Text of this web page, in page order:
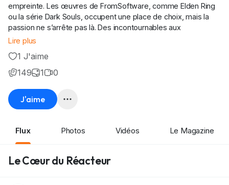
empreinte. Les œuvres de FromSoftware, comme Elden Ring
ou la série Dark Souls, occupent une place de choix, mais la
passion ne s’arrête pas là. Des incontournables aux
découvertes plus confidentielles, l’objectif est de mettre en
Lire plus
1 J'aime
149
1 0
J'aime
Flux Photos Vidéos Le Magazine
Le Cœur du Réacteur